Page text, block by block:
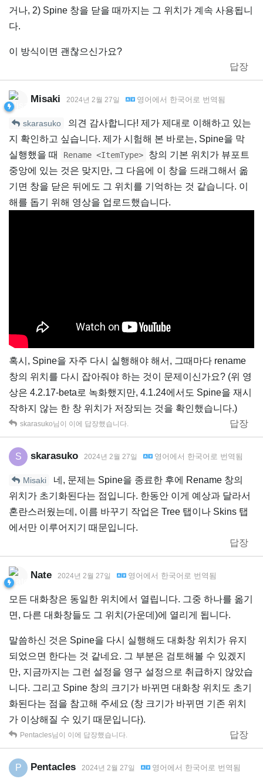
거나, 2) Spine 창을 닫을 때까지는 그 위치가 계속 사용됩니
다.
이 방식이면 괜찮으신가요?
답장
Misaki 2024년 2월 27일 영어 에서 한국어 로 번역됨
skarasuko
의견 감사합니다! 제가 제대로 이해하고 있는
지 확인하고 싶습니다. 제가 시험해 본 바로는, Spine을 막
실행했을 때
Rename <ItemType>
창의 기본 위치가 뷰포트
중앙에 있는 것은 맞지만, 그 다음에 이 창을 드래그해서 옮
기면 창을 닫은 뒤에도 그 위치를 기억하는 것 같습니다. 이
해를 돕기 위해 영상을 업로드했습니다.
혹시, Spine을 자주 다시 실행해야 해서, 그때마다 rename
창의 위치를 다시 잡아줘야 하는 것이 문제이신가요? (위 영
상은 4.2.17-beta로 녹화했지만, 4.1.24에서도 Spine을 재시
작하지 않는 한 창 위치가 저장되는 것을 확인했습니다.)
답장
skarasuko님이 이에 답장했습니다.
S skarasuko 2024년 2월 27일 영어 에서 한국어 로 번역됨
Misaki
네, 문제는 Spine을 종료한 후에 Rename 창의
위치가 초기화된다는 점입니다. 한동안 이게 예상과 달라서
혼란스러웠는데, 이름 바꾸기 작업은 Tree 탭이나 Skins 탭
에서만 이루어지기 때문입니다.
답장
Nate 2024년 2월 27일 영어 에서 한국어 로 번역됨
모든 대화창은 동일한 위치에서 열립니다. 그중 하나를 옮기
면, 다른 대화창들도 그 위치(가운데)에 열리게 됩니다.
말씀하신 것은 Spine을 다시 실행해도 대화창 위치가 유지
되었으면 한다는 것 같네요. 그 부분은 검토해볼 수 있겠지
만, 지금까지는 그런 설정을 영구 설정으로 취급하지 않았습
니다. 그리고 Spine 창의 크기가 바뀌면 대화창 위치도 초기
화된다는 점을 참고해 주세요 (창 크기가 바뀌면 기존 위치
가 이상해질 수 있기 때문입니다).
답장
Pentacles님이 이에 답장했습니다.
P Pentacles 2024년 2월 27일 영어 에서 한국어 로 번역됨